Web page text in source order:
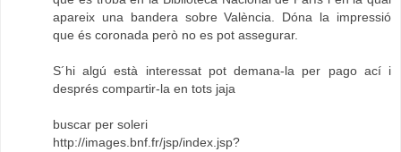
apareix una bandera sobre València. Dóna la impressió
que és coronada però no es pot assegurar.
S´hi algú està interessat pot demana-la per pago ací i
després compartir-la en tots jaja
buscar per soleri
http://images.bnf.fr/jsp/index.jsp?